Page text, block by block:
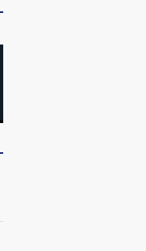
不靠规模取胜，华
增长引擎是什么？